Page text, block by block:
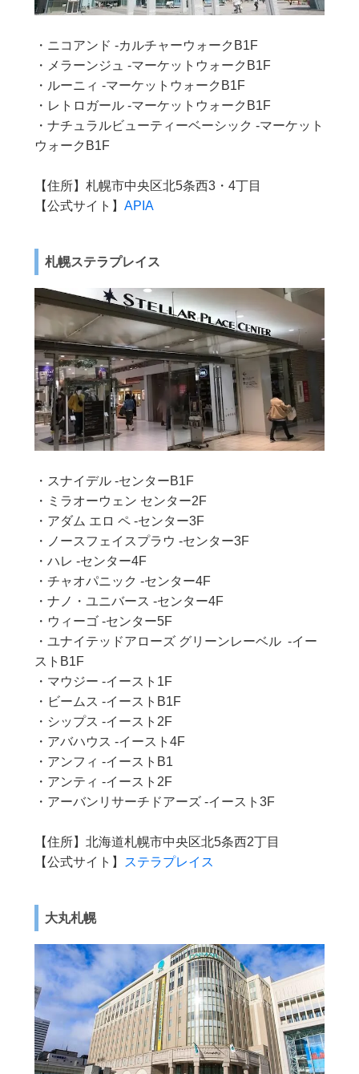
・ニコアンド -カルチャーウォークB1F
・メラーンジュ -マーケットウォークB1F
・ルーニィ -マーケットウォークB1F
・レトロガール -マーケットウォークB1F
・ナチュラルビューティーベーシック -マーケット
ウォークB1F
【住所】札幌市中央区北5条西3・4丁目
【公式サイト】APIA
札幌ステラプレイス
・スナイデル -センターB1F
・ミラオーウェン センター2F
・アダム エロ ペ -センター3F
・ノースフェイスプラウ -センター3F
・ハレ -センター4F
・チャオパニック -センター4F
・ナノ・ユニバース -センター4F
・ウィーゴ -センター5F
・ユナイテッドアローズ グリーンレーベル -イー
ストB1F
・マウジー -イースト1F
・ビームス -イーストB1F
・シップス -イースト2F
・アバハウス -イースト4F
・アンフィ -イーストB1
・アンティ -イースト2F
・アーバンリサーチドアーズ -イースト3F
【住所】北海道札幌市中央区北5条西2丁目
【公式サイト】
ステラプレイス
大丸札幌